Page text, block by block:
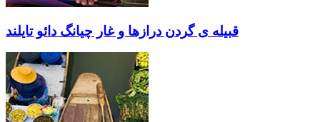
قبیله ی گردن درازها و غار چیانگ دائو تایلند